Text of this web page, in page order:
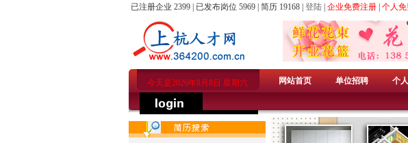
已注册企业 2399 | 已发布岗位 5969 | 简历 19168 | 登陆 企业免费注册 个人
今天是2026年8月8日 星期六 网站首页 单位招聘 个